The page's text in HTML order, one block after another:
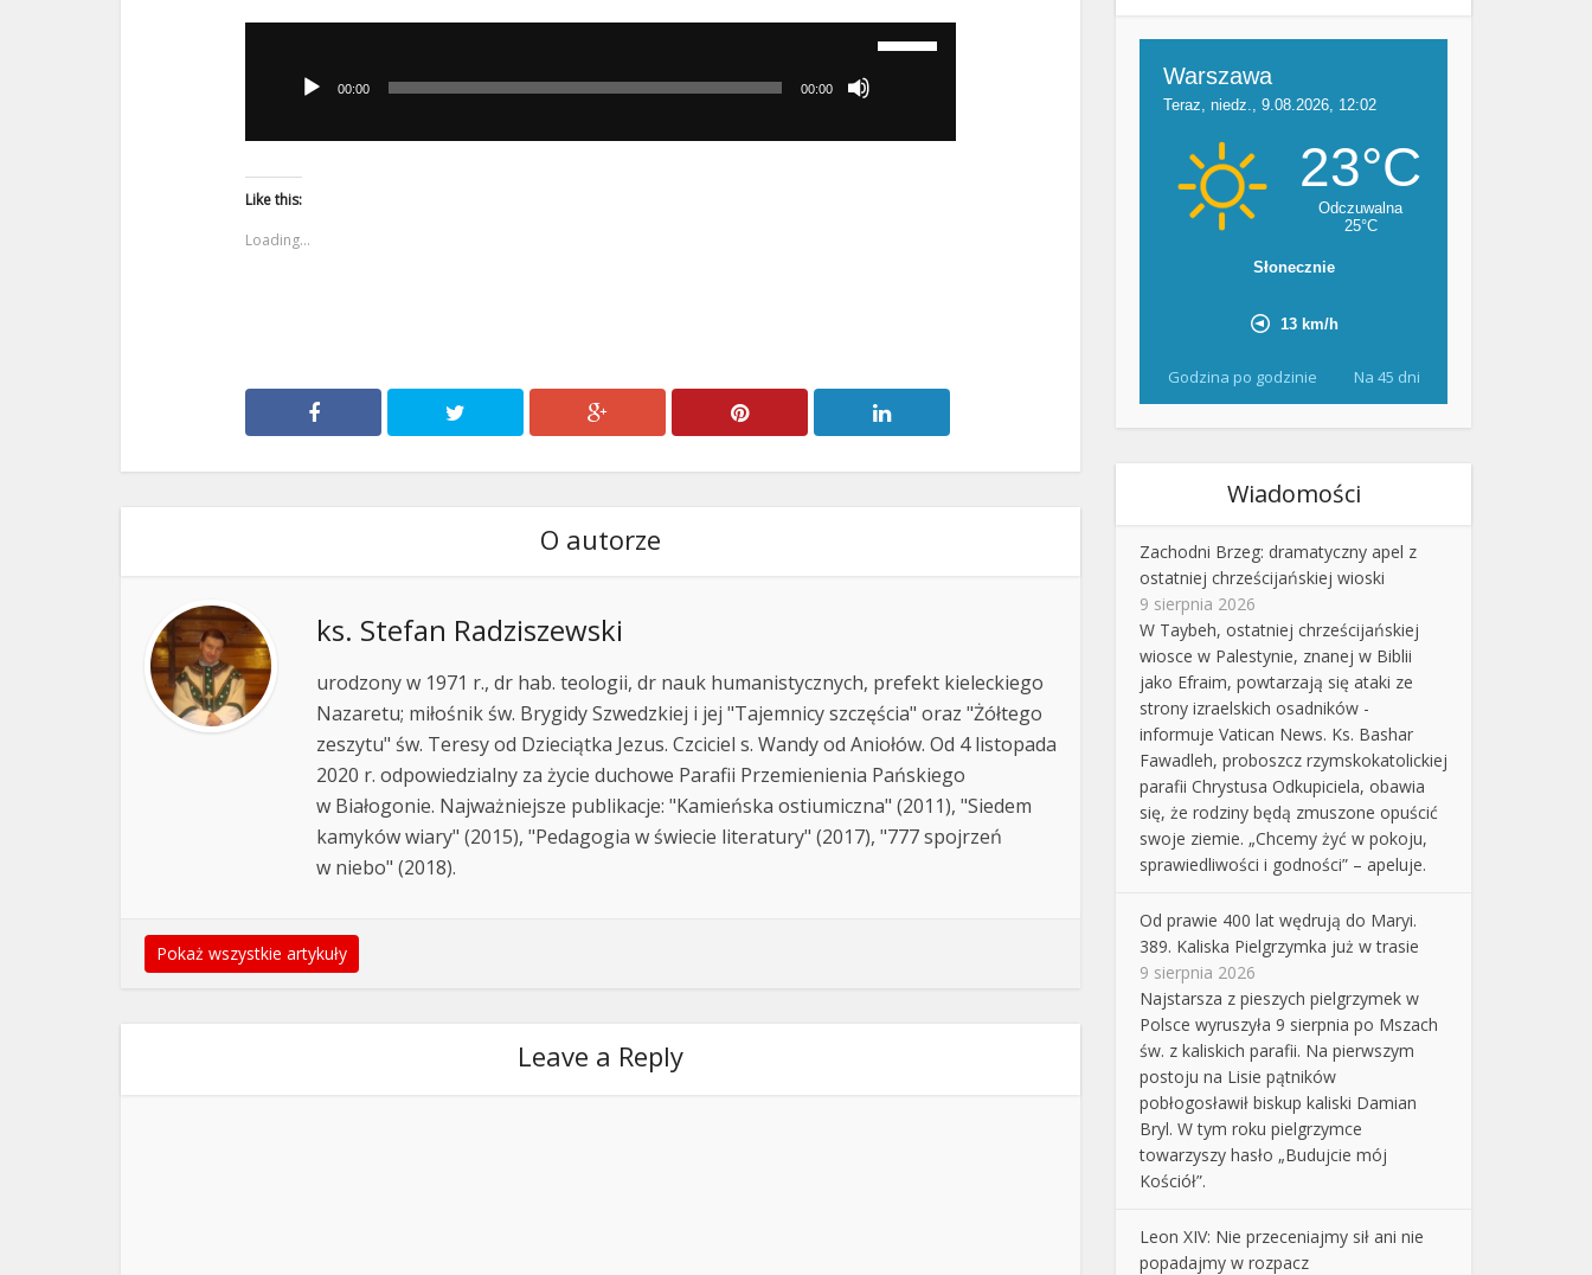
dźwiękowych
00:00 00:00
Like this:
Loading...
O autorze
ks. Stefan Radziszewski
urodzony w 1971 r., dr hab. teologii, dr nauk humanistycznych, prefekt kieleckiego
Nazaretu; miłośnik św. Brygidy Szwedzkiej i jej "Tajemnicy szczęścia" oraz "Żółtego
zeszytu" św. Teresy od Dzieciątka Jezus. Czciciel s. Wandy od Aniołów. Od 4 listopada
2020 r. odpowiedzialny za życie duchowe Parafii Przemienienia Pańskiego
w Białogonie. Najważniejsze publikacje: "Kamieńska ostiumiczna" (2011), "Siedem
kamyków wiary" (2015), "Pedagogia w świecie literatury" (2017), "777 spojrzeń
w niebo" (2018).
Pokaż wszystkie artykuły
Leave a Reply
Godzina po godzinie Na 45 dni
Wiadomości
Zachodni Brzeg: dramatyczny apel z
ostatniej chrześcijańskiej wioski
9 sierpnia 2026
W Taybeh, ostatniej chrześcijańskiej
wiosce w Palestynie, znanej w Biblii
jako Efraim, powtarzają się ataki ze
strony izraelskich osadników -
informuje Vatican News. Ks. Bashar
Fawadleh, proboszcz rzymskokatolickiej
parafii Chrystusa Odkupiciela, obawia
się, że rodziny będą zmuszone opuścić
swoje ziemie. „Chcemy żyć w pokoju,
sprawiedliwości i godności” – apeluje.
Od prawie 400 lat wędrują do Maryi.
389. Kaliska Pielgrzymka już w trasie
9 sierpnia 2026
Najstarsza z pieszych pielgrzymek w
Polsce wyruszyła 9 sierpnia po Mszach
św. z kaliskich parafii. Na pierwszym
postoju na Lisie pątników
pobłogosławił biskup kaliski Damian
Bryl. W tym roku pielgrzymce
towarzyszy hasło „Budujcie mój
Kościół”.
Leon XIV: Nie przeceniajmy sił ani nie
popadajmy w rozpacz